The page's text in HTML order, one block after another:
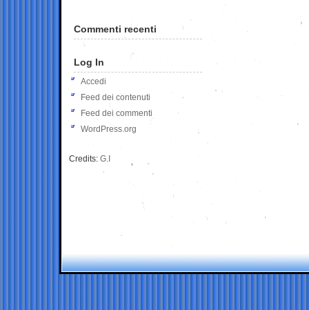
Commenti recenti
Log In
Accedi
Feed dei contenuti
Feed dei commenti
WordPress.org
Credits: G.I